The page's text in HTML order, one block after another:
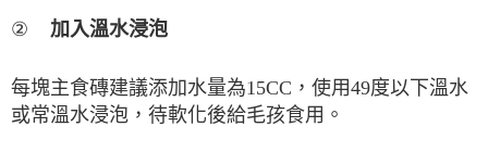
② 加入溫水浸泡
每塊主食磚建議添加水量為15CC ，使用49度以下溫水
或常溫水浸泡，待軟化後給毛孩食用。